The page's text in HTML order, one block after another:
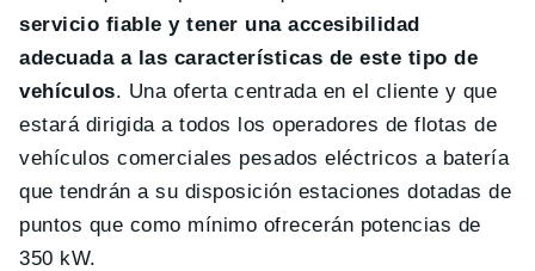
servicio fiable y tener una accesibilidad
adecuada a las características de este tipo de
vehículos. Una oferta centrada en el cliente y que
estará dirigida a todos los operadores de flotas de
vehículos comerciales pesados ​​eléctricos a batería
que tendrán a su disposición estaciones dotadas de
puntos que como mínimo ofrecerán potencias de
350 kW.